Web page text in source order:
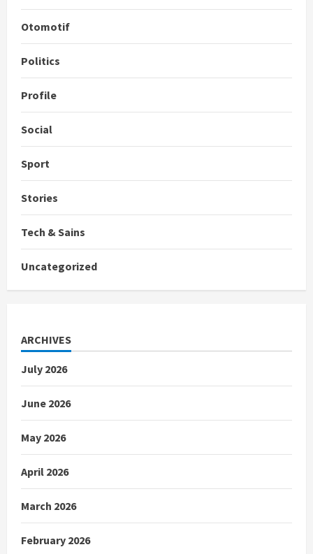
Otomotif
Politics
Profile
Social
Sport
Stories
Tech & Sains
Uncategorized
ARCHIVES
July 2026
June 2026
May 2026
April 2026
March 2026
February 2026